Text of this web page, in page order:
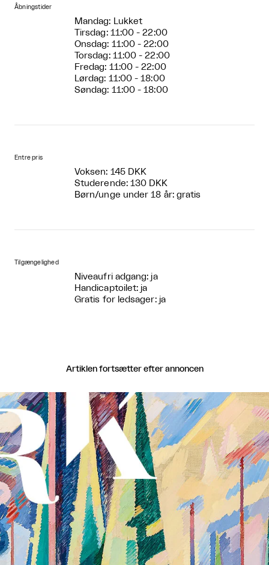
Åbningstider
Mandag: Lukket
Tirsdag: 11:00 - 22:00
Onsdag: 11:00 - 22:00
Torsdag: 11:00 - 22:00
Fredag: 11:00 - 22:00
Lørdag: 11:00 - 18:00
Søndag: 11:00 - 18:00
Entre pris
Voksen: 145 DKK
Studerende: 130 DKK
Børn/unge under 18 år: gratis
Tilgængelighed
Niveaufri adgang: ja
Handicaptoilet: ja
Gratis for ledsager: ja
Artiklen fortsætter efter annoncen